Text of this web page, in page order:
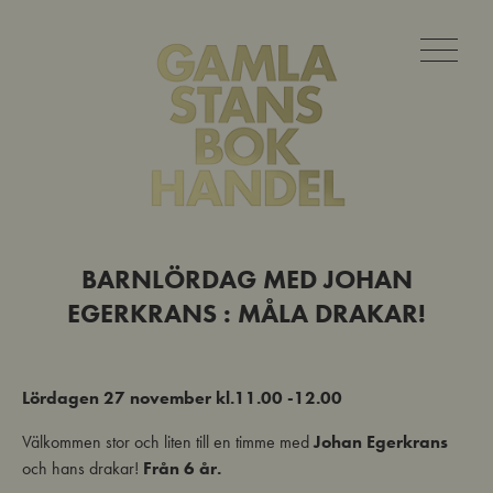
BARNLÖRDAG MED JOHAN
EGERKRANS : MÅLA DRAKAR!
Lördagen 27 november kl.11.00 -12.00
Välkommen stor och liten till en timme medJohan Egerkrans
och hans drakar! Från 6 år.